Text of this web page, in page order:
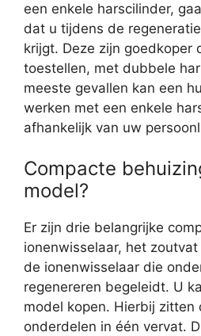
een enkele harscilinder,
dat u tijdens de
krijgt. Deze zijn goedkoper
toestellen, met dubbele
meeste gevallen kan een
werken met een enkele
afhankelijk van uw
Compacte
model?
Er zijn drie belangrijke
ionenwisselaar, het
de ionenwisselaar die
regenereren begeleidt. U
model kopen. Hierbij zitten
onderdelen in één vervat.